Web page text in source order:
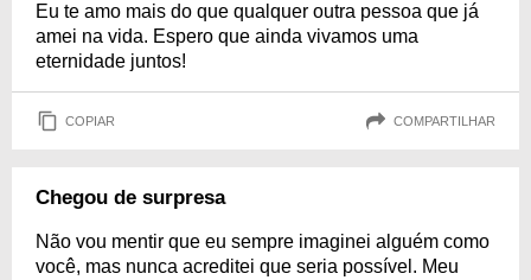
Eu te amo mais do que qualquer outra pessoa que já
amei na vida. Espero que ainda vivamos uma
eternidade juntos!
COPIAR COMPARTILHAR
Chegou de surpresa
Não vou mentir que eu sempre imaginei alguém como
você, mas nunca acreditei que seria possível. Meu